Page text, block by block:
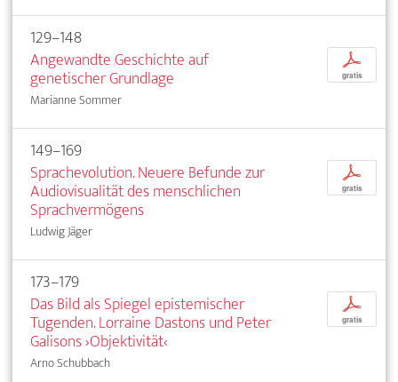
129–148
Angewandte Geschichte auf
genetischer Grundlage
Marianne Sommer
p
gratis
149–169
Sprachevolution. Neuere Befunde zur
Audiovisualität des menschlichen
Sprachvermögens
Ludwig Jäger
p
gratis
173–179
Das Bild als Spiegel epistemischer
Tugenden. Lorraine Dastons und Peter
Galisons ›Objektivität‹
Arno Schubbach
p
gratis